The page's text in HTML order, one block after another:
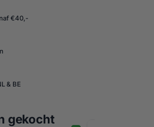
€40,-
& BE
gekocht